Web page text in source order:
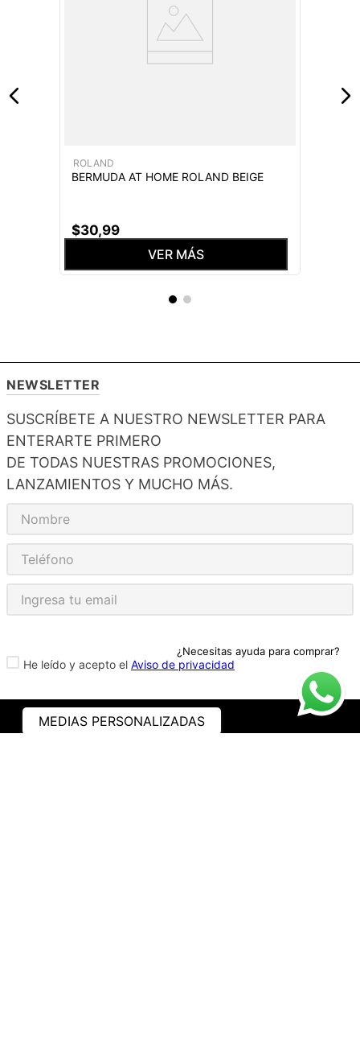
¿Necesitas ayuda para comprar?
ROLAND
BERMUDA AT HOME ROLAND BEIGE
$30,99
VER MÁS
NEWSLETTER
SUSCRÍBETE A NUESTRO NEWSLETTER PARA
ENTERARTE PRIMERO
DE TODAS NUESTRAS PROMOCIONES,
LANZAMIENTOS Y MUCHO MÁS.
He leído y acepto el Aviso de privacidad
MEDIAS PERSONALIZADAS